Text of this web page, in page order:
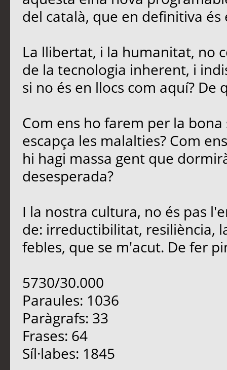
del català, que en definitiva
La llibertat, i la humanitat, no
de la tecnologia inherent, i
si no és en llocs com aquí? De
Com ens ho farem per la
escapça les malalties? Com
hi hagi massa gent que
desesperada?
I la nostra cultura, no és pas
de: irreductibilitat, resiliència,
febles, que se m'acut. De fer
5730/30.000
Paraules: 1036
Paràgrafs: 33
Frases: 64
Síl·labes: 1845